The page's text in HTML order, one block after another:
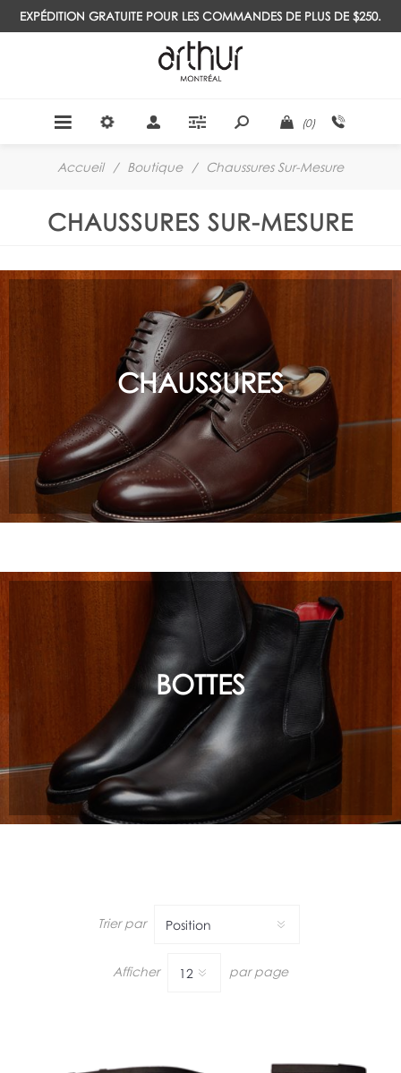
EXPÉDITION GRATUITE POUR LES COMMANDES DE PLUS DE $250.
(0)
Accueil / Boutique / Chaussures Sur-Mesure
CHAUSSURES SUR-MESURE
CHAUSSURES
BOTTES
Trier par
Afficher par page